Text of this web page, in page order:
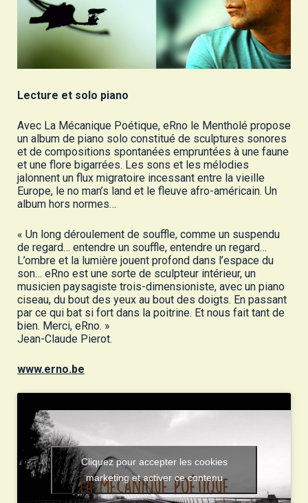
Lecture et solo piano
Avec La Mécanique Poétique, eRno le Mentholé propose
un album de piano solo constitué de sculptures sonores
et de compositions spontanées empruntées à une faune
et une flore bigarrées. Les sons et les mélodies
jalonnent un flux migratoire incessant entre la vieille
Europe, le no man’s land et le fleuve afro-américain. Un
album hors normes…
« Un long déroulement de souffle, comme un suspendu
de regard… entendre un souffle, entendre un regard…
L’ombre et la lumière jouent profond dans l’espace du
son… eRno est une sorte de sculpteur intérieur, un
musicien paysagiste trois-dimensioniste, avec un piano
ciseau, du bout des yeux au bout des doigts. En passant
par ce qui bat si fort dans la poitrine. Et nous fait tant de
bien. Merci, eRno. »
Jean-Claude Pierot.
www.erno.be
Cliquez pour accepter les cookies
marketing et activer ce contenu